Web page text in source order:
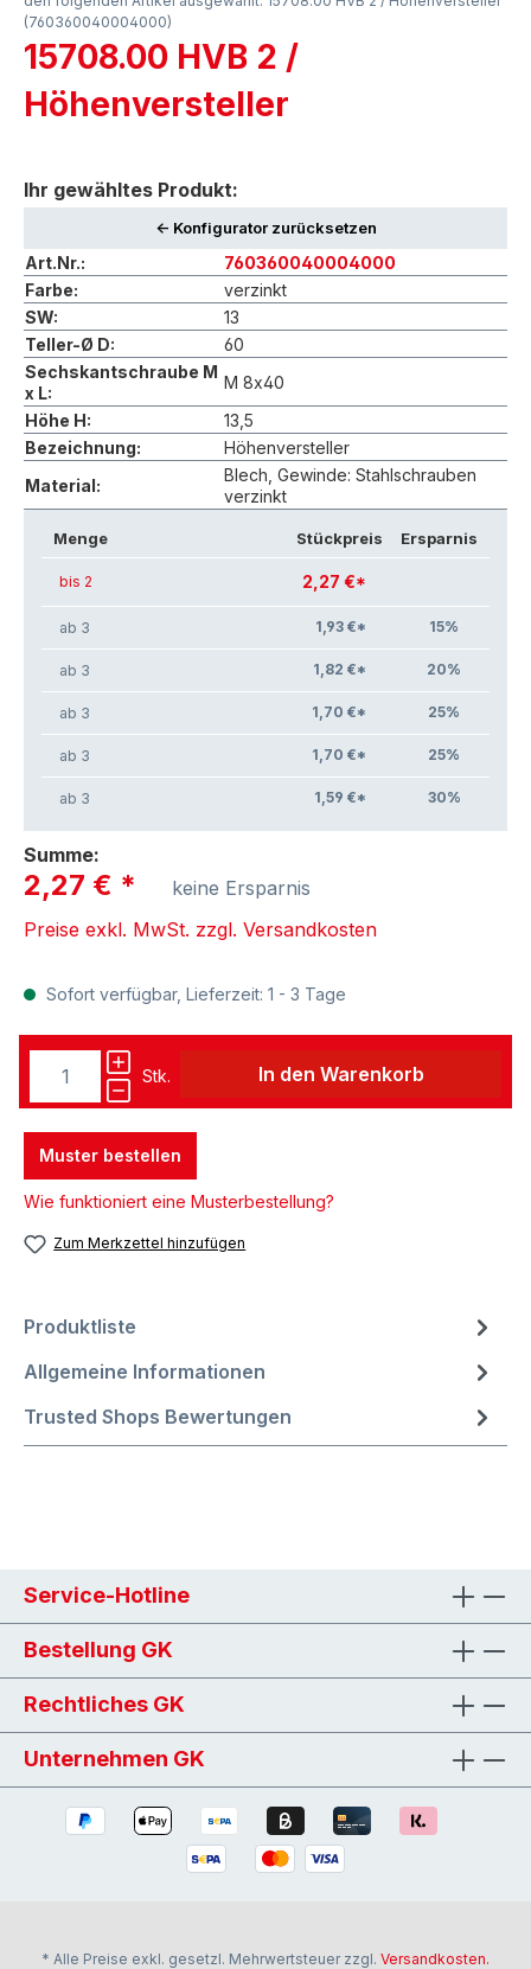
(760360040004000)
15708.00 HVB 2 /
Höhenversteller
Ihr gewähltes Produkt:
<- Konfigurator zurücksetzen
Art.Nr.:
760360040004000
Farbe:
verzinkt
SW:
13
Teller-Ø D:
60
Sechskantschraube M
x L:
M 8x40
Höhe H:
13,5
Bezeichnung:
Höhenversteller
Material:
Blech, Gewinde: Stahlschrauben
verzinkt
Menge Stückpreis Ersparnis
bis 2 2,27 €*
ab 3 1,93 €* 15%
ab 3 1,82 €* 20%
ab 3 1,70 €* 25%
ab 3 1,70 €* 25%
ab 3 1,59 €* 30%
Summe:
2,27 € *
keine Ersparnis
Preise exkl. MwSt. zzgl. Versandkosten
Sofort verfügbar, Lieferzeit: 1 - 3 Tage
Stk. In den Warenkorb
Muster bestellen
Wie funktioniert eine Musterbestellung?
Zum Merkzettel hinzufügen
Produktliste
Allgemeine Informationen
Trusted Shops Bewertungen
Service-Hotline
Bestellung GK
Rechtliches GK
Unternehmen GK
* Alle Preise exkl. gesetzl. Mehrwertsteuer zzgl. Versandkosten.